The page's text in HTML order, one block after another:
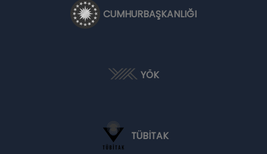
CUMHURBAŞKANLIĞI
YÖK
TÜBİTAK